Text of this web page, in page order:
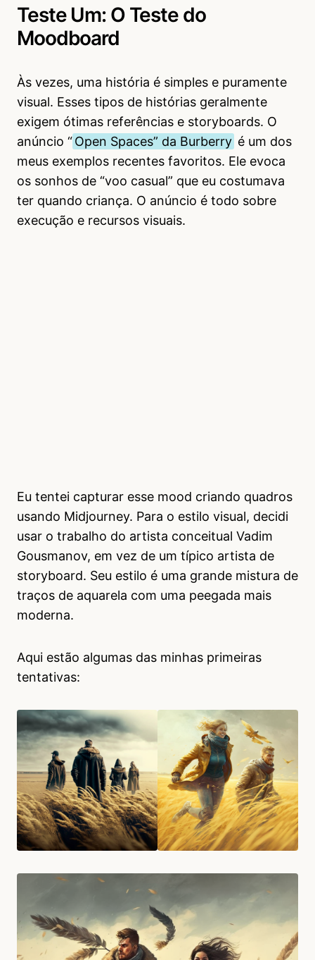
Teste Um: O Teste do
Moodboard
Às vezes, uma história é simples e puramente
visual. Esses tipos de histórias geralmente
exigem ótimas referências e storyboards. O
anúncio “Open Spaces” da Burberry é um dos
meus exemplos recentes favoritos. Ele evoca
os sonhos de “voo casual” que eu costumava
ter quando criança. O anúncio é todo sobre
execução e recursos visuais.
Eu tentei capturar esse mood criando quadros
usando Midjourney. Para o estilo visual, decidi
usar o trabalho do artista conceitual Vadim
Gousmanov, em vez de um típico artista de
storyboard. Seu estilo é uma grande mistura de
traços de aquarela com uma peegada mais
moderna.
Aqui estão algumas das minhas primeiras
tentativas: